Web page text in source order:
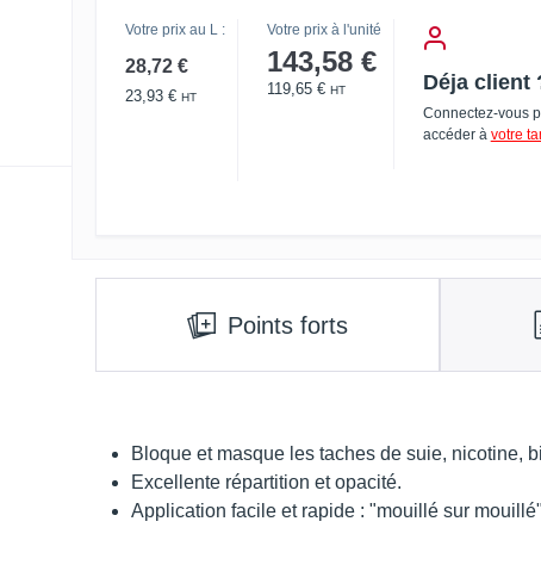
Votre prix au L :
28,72 €
23,93 € HT
Votre prix à l'unité
143,58 €
119,65 € HT Déja client
Connectez-vous
accéder à votre
Points forts
Bloque et masque les taches de suie, nicotine,
Excellente répartition et opacité.
Application facile et rapide : "mouillé sur